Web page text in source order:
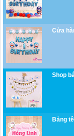
Cửa
Shop
Bảng